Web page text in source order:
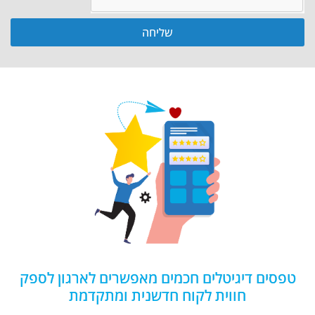
שליחה
טפסים דיגיטלים חכמים מאפשרים לארגון לספק
חווית לקוח חדשנית ומתקדמת